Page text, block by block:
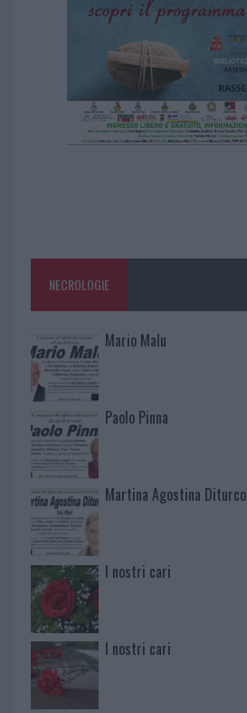
NECROLOGIE
Mario Malu
Paolo Pinna
Martina Agostina Diturco
I nostri cari
I nostri cari